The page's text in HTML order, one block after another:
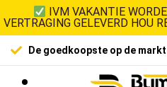
IVM VAKANTIE
VERTRAGING GELEVERD HOU
De goedkoopste op de markt